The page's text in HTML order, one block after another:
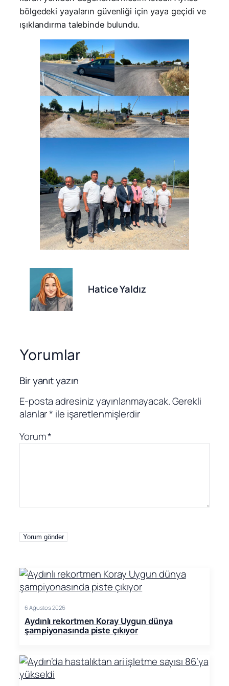
bölgedeki yayaların güvenliği için yaya geçidi ve
ışıklandırma talebinde bulundu.
Hatice Yaldız
Yorumlar
Bir yanıt yazın
E-posta adresiniz yayınlanmayacak.Gerekli
alanlar* ile işaretlenmişlerdir
Yorum*
6 Ağustos 2026
Aydınlı rekortmen Koray Uygun dünya
şampiyonasında piste çıkıyor